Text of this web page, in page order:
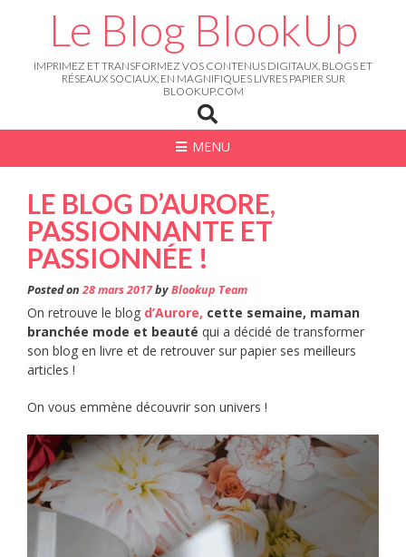
Le Blog BlookUp
IMPRIMEZ ET TRANSFORMEZ VOS CONTENUS DIGITAUX, BLOGS ET
RÉSEAUX SOCIAUX, EN MAGNIFIQUES LIVRES PAPIER SUR
BLOOKUP.COM
MENU
LE BLOG D’AURORE,
PASSIONNANTE ET
PASSIONNÉE !
Posted on28 mars 2017byBlookup Team
On retrouve le blog d’Aurore, cette semaine, maman
branchée mode et beauté qui a décidé de transformer
son blog en livre et de retrouver sur papier ses meilleurs
articles !
On vous emmène découvrir son univers !